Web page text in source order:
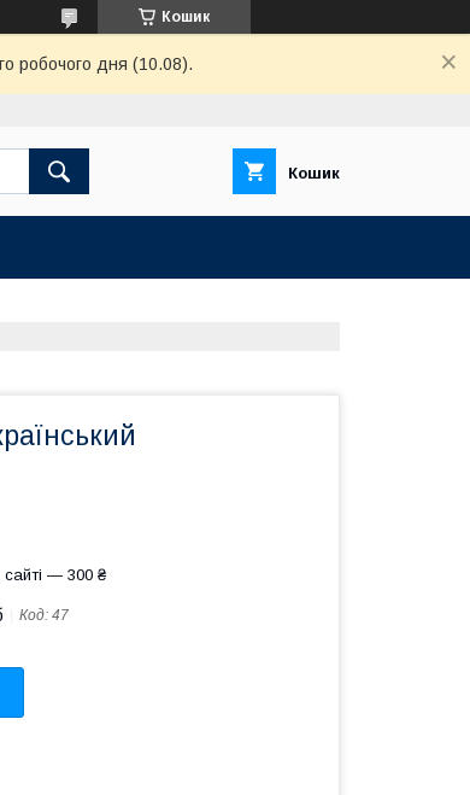
Кошик
робочого дня (10.08).
Кошик
— 300 ₴
Код: 47